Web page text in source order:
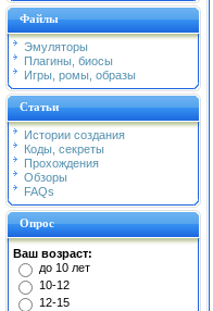
Файлы
Эмуляторы
Плагины, биосы
Игры, ромы, образы
Статьи
Истории создания
Коды, секреты
Прохождения
Обзоры
FAQs
Опрос
Ваш возраст:
до 10 лет
10-12
12-15